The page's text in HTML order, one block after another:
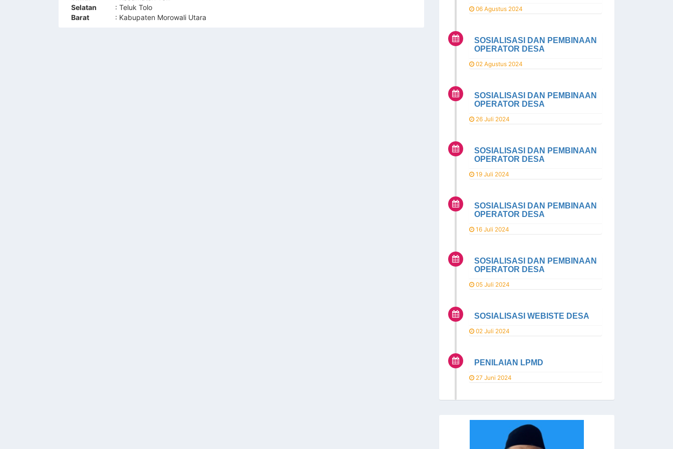
Selatan
: Teluk Tolo
Barat
: Kabupaten Morowali Utara
06 Agustus 2024
SOSIALISASI DAN PEMBINAAN
OPERATOR DESA
02 Agustus 2024
SOSIALISASI DAN PEMBINAAN
OPERATOR DESA
26 Juli 2024
SOSIALISASI DAN PEMBINAAN
OPERATOR DESA
19 Juli 2024
SOSIALISASI DAN PEMBINAAN
OPERATOR DESA
16 Juli 2024
SOSIALISASI DAN PEMBINAAN
OPERATOR DESA
05 Juli 2024
SOSIALISASI WEBISTE DESA
02 Juli 2024
PENILAIAN LPMD
27 Juni 2024